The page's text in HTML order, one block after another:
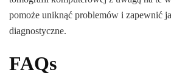
pomoże uniknąć problemów i zapewnić
diagnostyczne.
FAQs